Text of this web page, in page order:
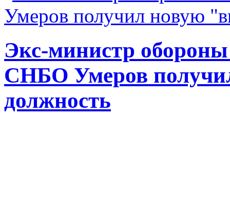
Экс-министр
СНБО Умеров
должность